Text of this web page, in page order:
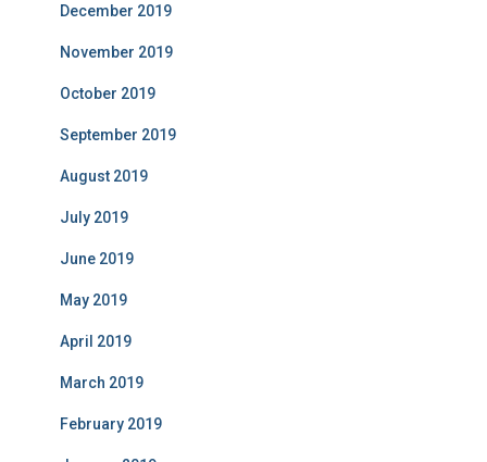
December 2019
November 2019
October 2019
September 2019
August 2019
July 2019
June 2019
May 2019
April 2019
March 2019
February 2019